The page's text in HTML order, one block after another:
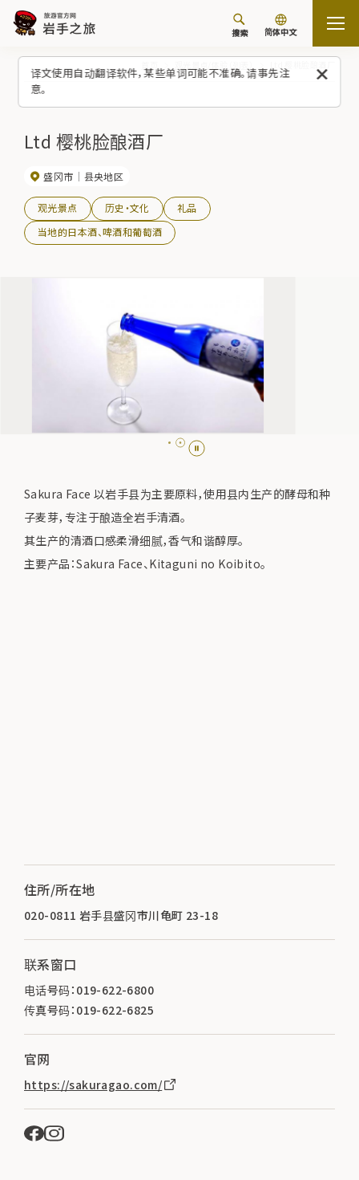
译文使用自动翻译软件，某些单词可能不准确。请事先注
意。
搜索 简体中文
Ltd 樱桃脸酿酒厂
盛冈市 县央地区
观光景点 历史・文化
礼品
当地的日本酒、啤酒和葡萄酒
Sakura Face 以岩手县为主要原料，使用县内生产的酵母和种
子麦芽，专注于酿造全岩手清酒。
其生产的清酒口感柔滑细腻，香气和谐醇厚。
主要产品：Sakura Face、Kitaguni no Koibito。
住所/所在地
020-0811 岩手县盛冈市川龟町 23-18
联系窗口
电话号码：019-622-6800
传真号码：019-622-6825
官网
https://sakuragao.com/